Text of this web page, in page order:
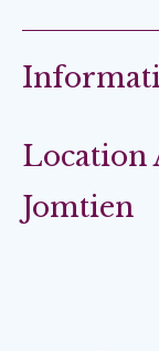
Location
Jomtien